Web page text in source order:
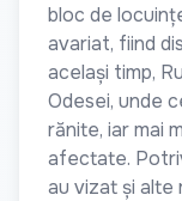
bloc de
avariat, fiind
același timp,
Odesei, unde
rănite, iar mai
afectate.
au vizat și alte